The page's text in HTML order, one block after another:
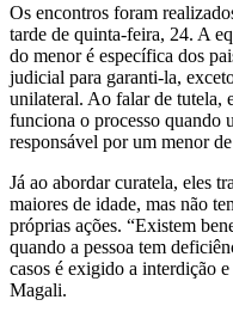
Os encontros foram
tarde de quinta-feira, 24. A
do menor é específica dos
judicial para garanti-la,
unilateral. Ao falar de tutela,
funciona o processo quando
responsável por um menor
Já ao abordar curatela, eles
maiores de idade, mas não
próprias ações. “Existem
quando a pessoa tem
casos é exigido a interdição
Magali.